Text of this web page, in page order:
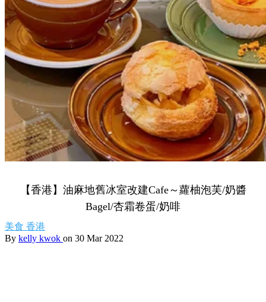
【香港】油麻地舊冰室改建Cafe～蘿柚泡芙/奶醬
Bagel/杏霜卷蛋/奶啡
美食 香港
By kelly kwok on 30 Mar 2022